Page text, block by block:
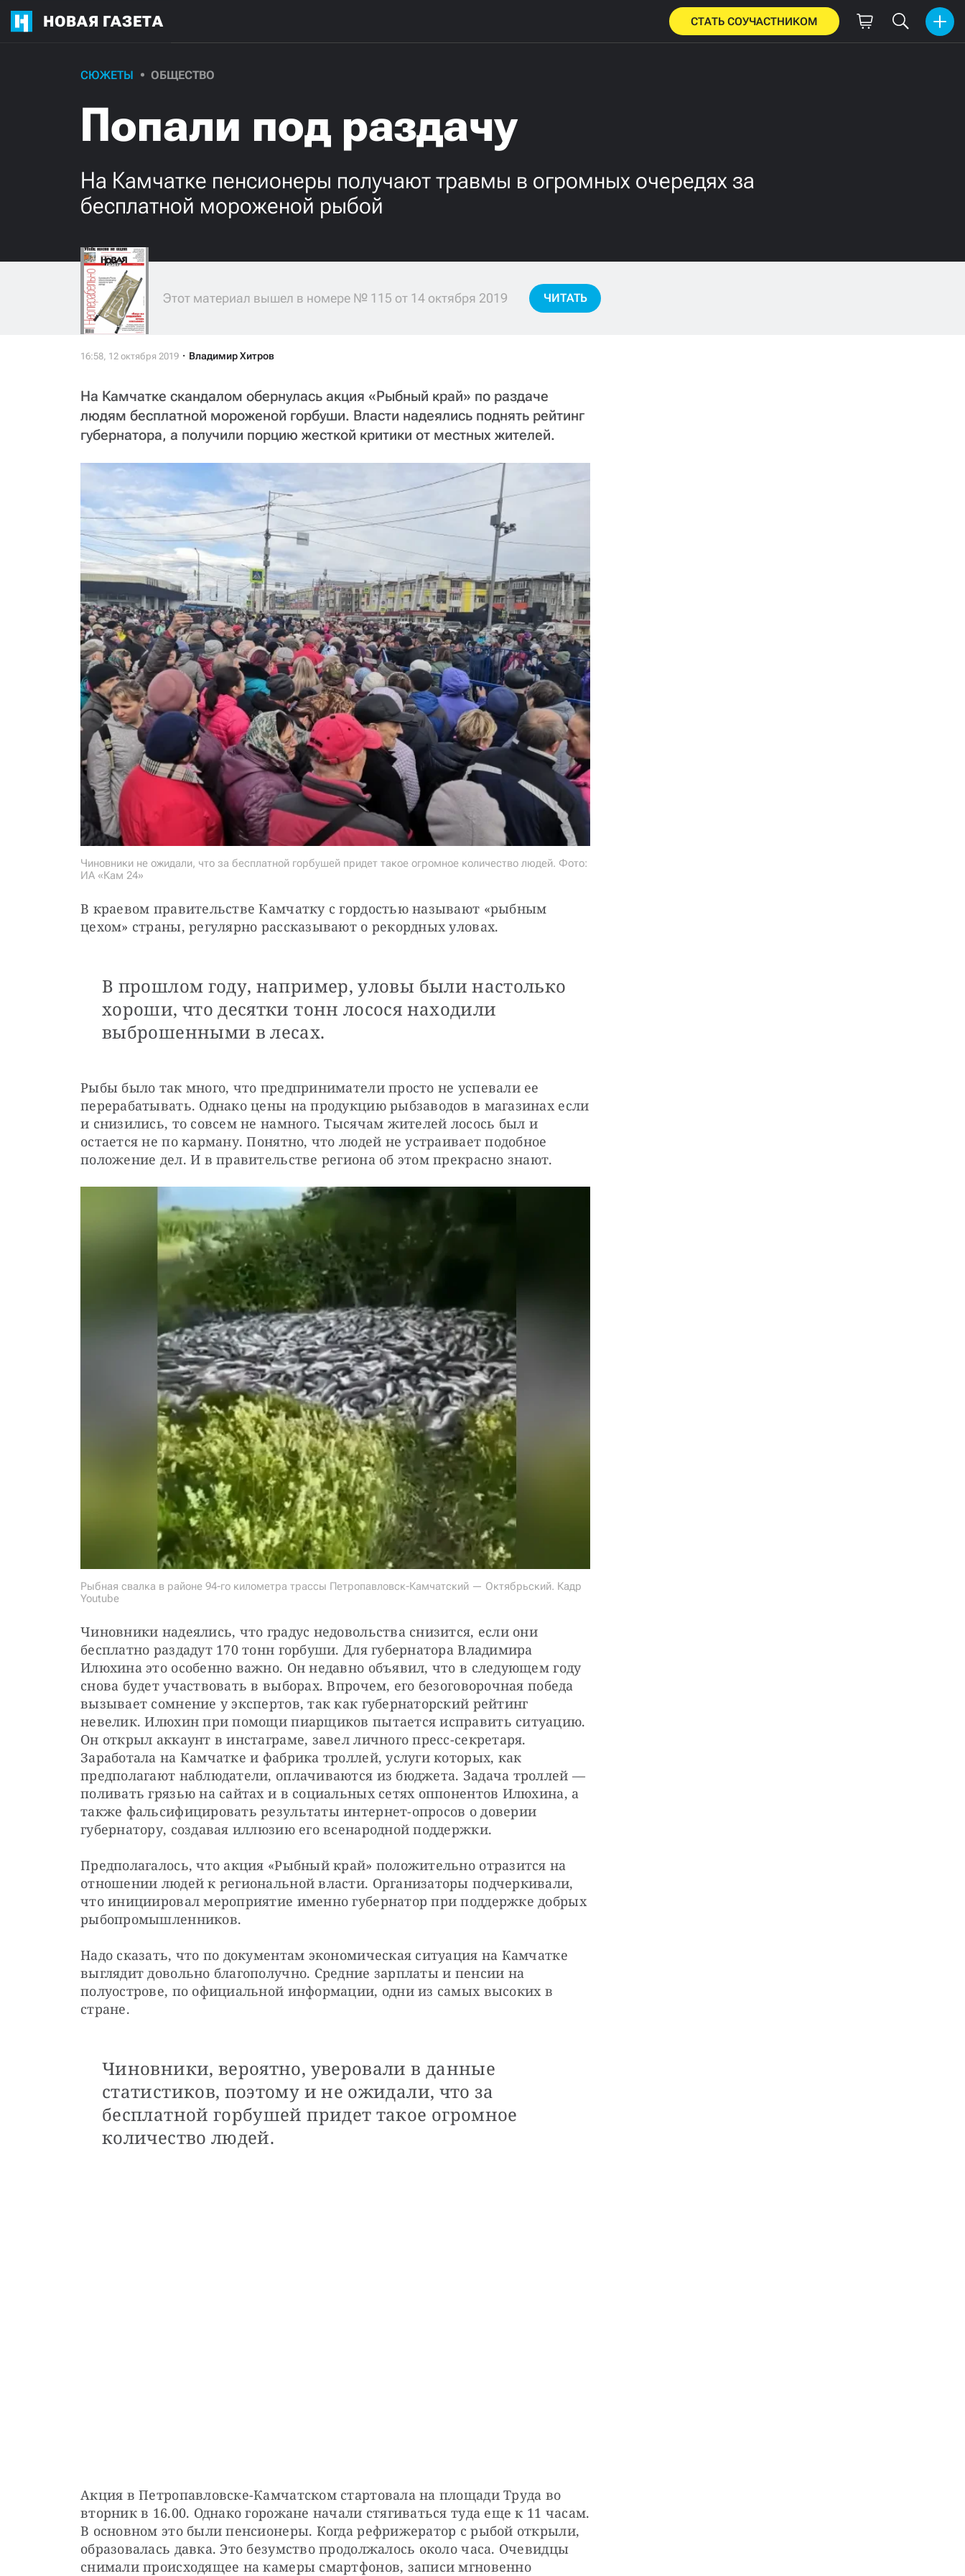
НОВАЯ ГАЗЕТА СТАТЬ СОУЧАСТНИКОМ
СЮЖЕТЫ ОБЩЕСТВО
Попали под раздачу
На Камчатке пенсионеры получают травмы в огромных очередях за
бесплатной мороженой рыбой
Этот материал вышел в номере № 115 от 14 октября 2019 ЧИТАТЬ
Владимир Хитров
На Камчатке скандалом обернулась акция «Рыбный край» по раздаче
людям бесплатной мороженой горбуши. Власти надеялись поднять рейтинг
губернатора, а получили порцию жесткой критики от местных жителей.
Чиновники не ожидали, что за бесплатной горбушей придет такое огромное количество людей. Фото:
ИА «Кам 24»
В краевом правительстве Камчатку с гордостью называют «рыбным
цехом» страны, регулярно рассказывают о рекордных уловах.
В прошлом году, например, уловы были настолько
хороши, что десятки тонн лосося находили
выброшенными в лесах.
Рыбы было так много, что предприниматели просто не успевали ее
перерабатывать. Однако цены на продукцию рыбзаводов в магазинах если
и снизились, то совсем не намного. Тысячам жителей лосось был и
остается не по карману. Понятно, что людей не устраивает подобное
положение дел. И в правительстве региона об этом прекрасно знают.
Рыбная свалка в районе 94-го километра трассы Петропавловск-Камчатский — Октябрьский. Кадр
Youtube
Чиновники надеялись, что градус недовольства снизится, если они
бесплатно раздадут 170 тонн горбуши. Для губернатора Владимира
Илюхина это особенно важно. Он недавно объявил, что в следующем году
снова будет участвовать в выборах. Впрочем, его безоговорочная победа
вызывает сомнение у экспертов, так как губернаторский рейтинг
невелик. Илюхин при помощи пиарщиков пытается исправить ситуацию.
Он открыл аккаунт в инстаграме, завел личного пресс-секретаря.
Заработала на Камчатке и фабрика троллей, услуги которых, как
предполагают наблюдатели, оплачиваются из бюджета. Задача троллей —
поливать грязью на сайтах и в социальных сетях оппонентов Илюхина, а
также фальсифицировать результаты интернет-опросов о доверии
губернатору, создавая иллюзию его всенародной поддержки.
Предполагалось, что акция «Рыбный край» положительно отразится на
отношении людей к региональной власти. Организаторы подчеркивали,
что инициировал мероприятие именно губернатор при поддержке добрых
рыбопромышленников.
Надо сказать, что по документам экономическая ситуация на Камчатке
выглядит довольно благополучно. Средние зарплаты и пенсии на
полуострове, по официальной информации, одни из самых высоких в
стране.
Чиновники, вероятно, уверовали в данные
статистиков, поэтому и не ожидали, что за
бесплатной горбушей придет такое огромное
количество людей.
Акция в Петропавловске-Камчатском стартовала на площади Труда во
вторник в 16.00. Однако горожане начали стягиваться туда еще к 11 часам.
В основном это были пенсионеры. Когда рефрижератор с рыбой открыли,
образовалась давка. Это безумство продолжалось около часа. Очевидцы
снимали происходящее на камеры смартфонов, записи мгновенно